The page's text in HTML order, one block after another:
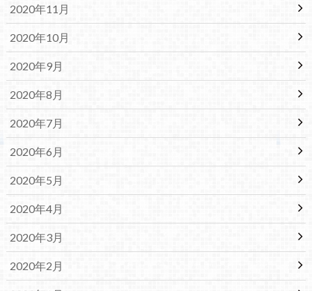
2020年11月
2020年10月
2020年9月
2020年8月
2020年7月
2020年6月
2020年5月
2020年4月
2020年3月
2020年2月